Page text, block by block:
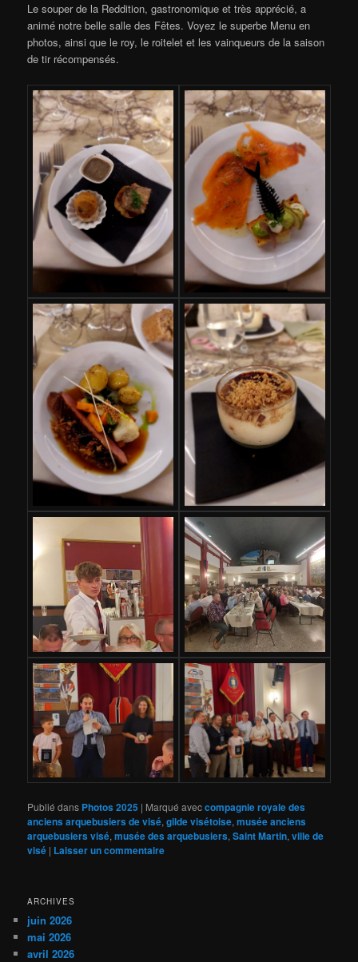
Le souper de la Reddition, gastronomique et très apprécié, a
animé notre belle salle des Fêtes. Voyez le superbe Menu en
photos, ainsi que le roy, le roitelet et les vainqueurs de la saison
de tir récompensés.
Publié dans Photos 2025 | Marqué aveccompagnie royale des
anciens arquebusiers de visé,gilde visétoise,musée anciens
arquebusiers visé,musée des arquebusiers,Saint Martin,ville de
visé | Laisser un commentaire
ARCHIVES
juin 2026
mai 2026
avril 2026